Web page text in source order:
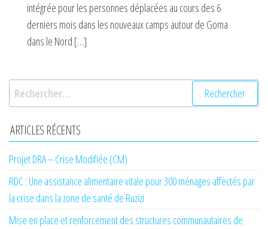
intégrée pour les personnes déplacées au cours des 6
derniers mois dans les nouveaux camps autour de Goma
dans le Nord […]
Rechercher :
ARTICLES RÉCENTS
Projet DRA – Crise Modifiée (CM)
RDC : Une assistance alimentaire vitale pour 300 ménages affectés par
la crise dans la zone de santé de Ruzizi
Mise en place et renforcement des structures communautaires de